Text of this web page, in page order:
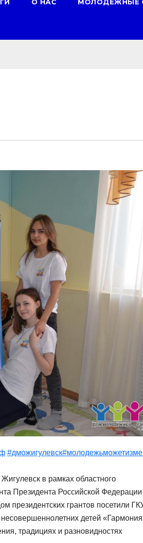
О НАС МОЛОДЕЖНЫЕ
#дможигулевск
в рамках областного
Президента Российской Федерации
президентских грантов посетили
детей
традициях и разновидностях